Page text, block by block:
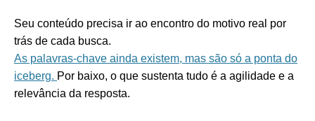
Seu conteúdo precisa ir ao encontro do motivo real por
trás de cada busca.
As palavras-chave ainda existem, mas são só a ponta do
iceberg. Por baixo, o que sustenta tudo é a agilidade e a
relevância da resposta.